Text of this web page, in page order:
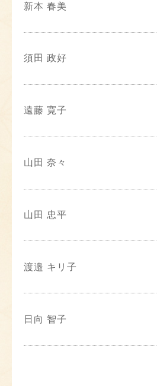
新本 春美
須田 政好
遠藤 寛子
山田 奈々
山田 忠平
渡邉 キリ子
日向 智子